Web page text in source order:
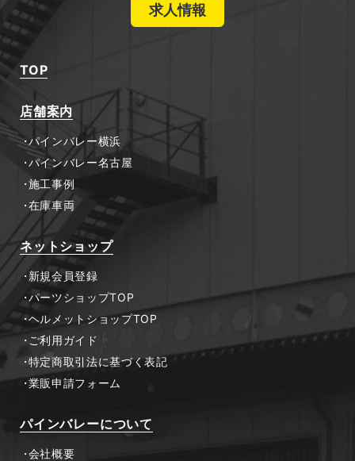
求人情報
TOP
店舗案内
パインバレー横浜
パインバレー名古屋
施工事例
在庫車両
ネットショップ
新規会員登録
パーツショップTOP
ヘルメットショップTOP
ご利用ガイド
特定商取引法に基づく表記
業販申請フォーム
パインバレーについて
会社概要